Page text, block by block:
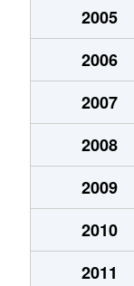
今福西
今福西
今福西
今福西
今福西
今福西
今福西
2005
2006
2007
2008
2009
2010
2011